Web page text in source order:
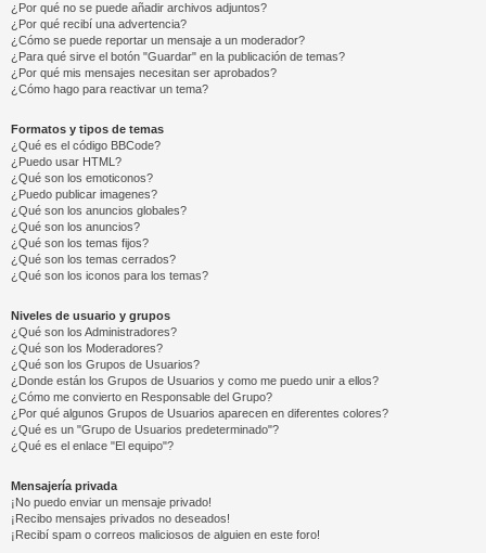
¿Por qué no se puede añadir archivos adjuntos?
¿Por qué recibí una advertencia?
¿Cómo se puede reportar un mensaje a un moderador?
¿Para qué sirve el botón "Guardar" en la publicación de temas?
¿Por qué mis mensajes necesitan ser aprobados?
¿Cómo hago para reactivar un tema?
Formatos y tipos de temas
¿Qué es el código BBCode?
¿Puedo usar HTML?
¿Qué son los emoticonos?
¿Puedo publicar imagenes?
¿Qué son los anuncios globales?
¿Qué son los anuncios?
¿Qué son los temas fijos?
¿Qué son los temas cerrados?
¿Qué son los iconos para los temas?
Niveles de usuario y grupos
¿Qué son los Administradores?
¿Qué son los Moderadores?
¿Qué son los Grupos de Usuarios?
¿Donde están los Grupos de Usuarios y como me puedo unir a ellos?
¿Cómo me convierto en Responsable del Grupo?
¿Por qué algunos Grupos de Usuarios aparecen en diferentes colores?
¿Qué es un "Grupo de Usuarios predeterminado"?
¿Qué es el enlace "El equipo"?
Mensajería privada
¡No puedo enviar un mensaje privado!
¡Recibo mensajes privados no deseados!
¡Recibí spam o correos maliciosos de alguien en este foro!